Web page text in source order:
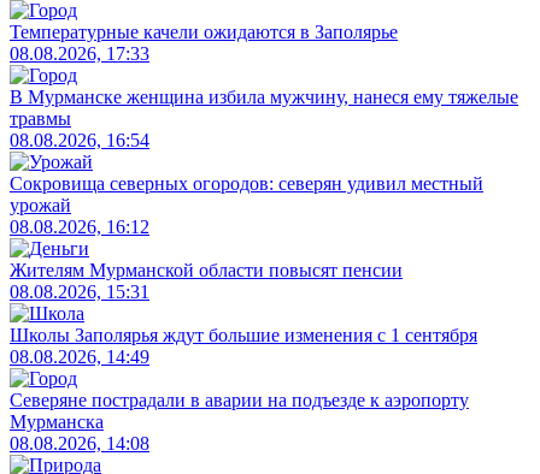
Температурные качели ожидаются в Заполярье
08.08.2026, 17:33
В Мурманске женщина избила мужчину, нанеся ему тяжелые
травмы
08.08.2026, 16:54
Сокровища северных огородов: северян удивил местный
урожай
08.08.2026, 16:12
Жителям Мурманской области повысят пенсии
08.08.2026, 15:31
Школы Заполярья ждут большие изменения с 1 сентября
08.08.2026, 14:49
Северяне пострадали в аварии на подъезде к аэропорту
Мурманска
08.08.2026, 14:08